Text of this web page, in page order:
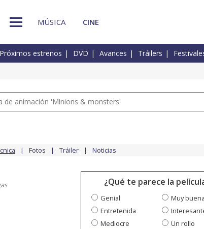
MÚSICA CINE
Próximos estrenos DVD Avances Tráilers
de animación 'Minions & monsters'
Fotos Tráiler Noticias
¿Qué te parece la
Genial
Muy buena
Entretenida
Mediocre
Un rollo